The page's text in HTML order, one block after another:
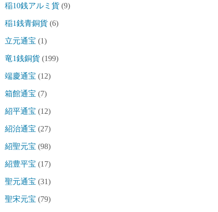
稲10銭アルミ貨 (9)
稲1銭青銅貨 (6)
立元通宝 (1)
竜1銭銅貨 (199)
端慶通宝 (12)
箱館通宝 (7)
紹平通宝 (12)
紹治通宝 (27)
紹聖元宝 (98)
紹豊平宝 (17)
聖元通宝 (31)
聖宋元宝 (79)